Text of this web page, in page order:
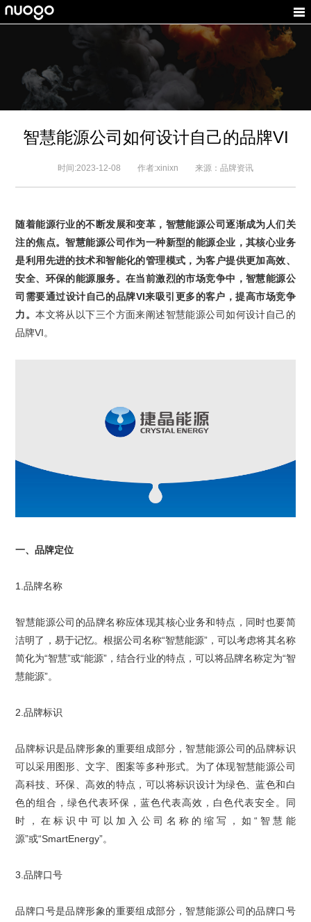
智慧能源公司如何设计自己的品牌VI
时间:2023-12-08 作者:xinixn 来源：品牌资讯
随着能源行业的不断发展和变革，智慧能源公司逐渐成为人们关
注的焦点。智慧能源公司作为一种新型的能源企业，其核心业务
是利用先进的技术和智能化的管理模式，为客户提供更加高效、
安全、环保的能源服务。在当前激烈的市场竞争中，智慧能源公
司需要通过设计自己的品牌VI来吸引更多的客户，提高市场竞争
力。本文将从以下三个方面来阐述智慧能源公司如何设计自己的
品牌VI。
一、品牌定位
1.品牌名称
智慧能源公司 的品牌名称应体现其核心业务和特点，同时也要简
洁明了，易于记忆。根据公司名称“智慧能源”，可以考虑将其名称
简化为“智慧”或“能源”，结合行业的特点，可以将品牌名称定为“智
慧能源”。
2.品牌标识
品牌标识是品牌形象的重要组成部分，智慧能源公司的品牌标识
可以采用图形、文字、图案等多种形式。为了体现智慧能源公司
高科技、环保、高效的特点，可以将标识设计为绿色、蓝色和白
色的组合，绿色代表环保，蓝色代表高效，白色代表安全。同
时，在标识中可以加入公司名称的缩写，如“智慧能
源”或“SmartEnergy”。
3.品牌口号
品牌口号是品牌形象的重要组成部分，智慧能源公司的品牌口号